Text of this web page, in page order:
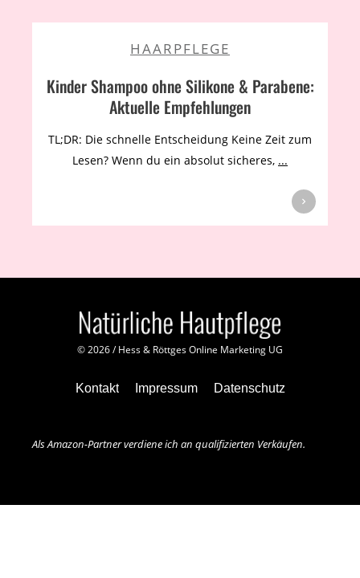
HAARPFLEGE
Kinder Shampoo ohne Silikone & Parabene:
Aktuelle Empfehlungen
TL;DR: Die schnelle Entscheidung Keine Zeit zum
Lesen? Wenn du ein absolut sicheres, ...
©2026/Hess & Röttges Online Marketing UG
Kontakt Impressum Datenschutz
Als Amazon-Partner verdiene ich an qualifizierten Verkäufen.